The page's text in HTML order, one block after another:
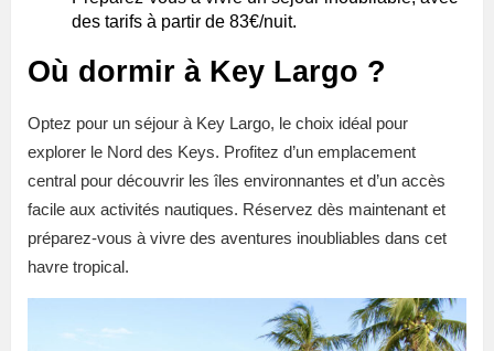
des tarifs à partir de 83€/nuit.
Où dormir à Key Largo ?
Optez pour un séjour à Key Largo, le choix idéal pour
explorer le Nord des Keys. Profitez d’un emplacement
central pour découvrir les îles environnantes et d’un accès
facile aux activités nautiques. Réservez dès maintenant et
préparez-vous à vivre des aventures inoubliables dans cet
havre tropical.